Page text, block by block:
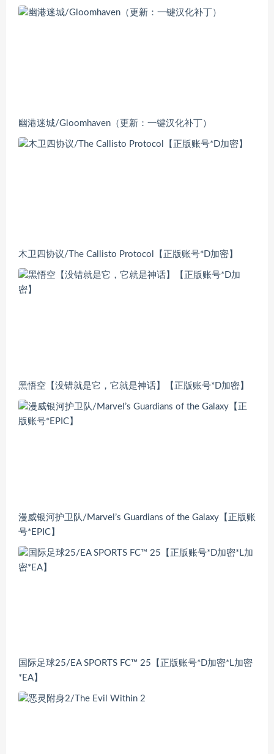
幽港迷城/Gloomhaven（更新：一键汉化补丁）
木卫四协议/The Callisto Protocol【正版账号*D加密】
黑悟空【没错就是它，它就是神话】【正版账号*D加密】
漫威银河护卫队/Marvel’s Guardians of the Galaxy【正版账
号*EPIC】
国际足球25/EA SPORTS FC™ 25【正版账号*D加密*L加密
*EA】